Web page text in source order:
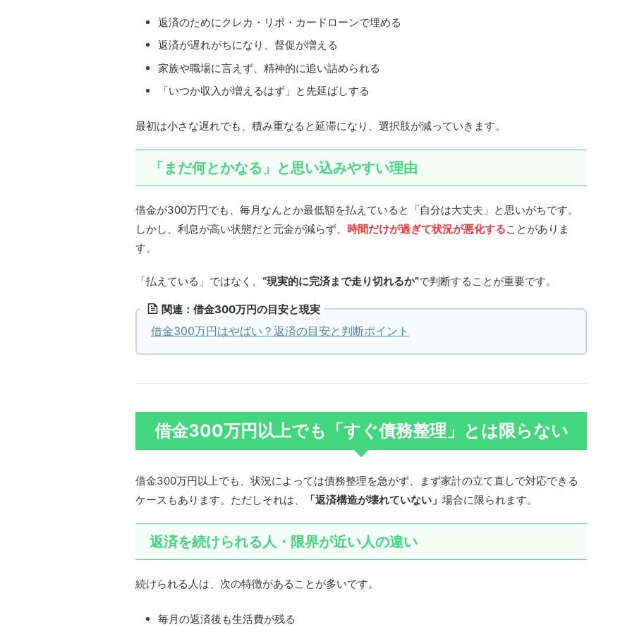
返済のためにクレカ・リボ・カードローンで埋める
返済が遅れがちになり、督促が増える
家族や職場に言えず、精神的に追い詰められる
「いつか収入が増えるはず」と先延ばしする
最初は小さな遅れでも、積み重なると延滞になり、選択肢が減っていきます。
「まだ何とかなる」と思い込みやすい理由
借金が300万円でも、毎月なんとか最低額を払えていると「自分は大丈夫」と思いがちです。
しかし、利息が高い状態だと元金が減らず、 時間だけが過ぎて状況が悪化することがありま
す。
「払えている」ではなく、 “現実的に完済まで走り切れるか”で判断することが重要です。
関連：借金300万円の目安と現実
借金300万円はやばい？返済の目安と判断ポイント
借金300万円以上でも「すぐ債務整理」とは限らない
借金300万円以上でも、状況によっては債務整理を急がず、まず家計の立て直しで対応できる
ケースもあります。ただしそれは、
「返済構造が壊れていない」 場合に限られます。
返済を続けられる人・限界が近い人の違い
続けられる人は、次の特徴があることが多いです。
毎月の返済後も生活費が残る